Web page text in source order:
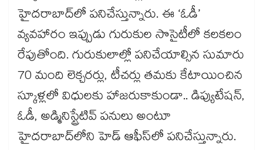
హైదరాబాద్‌‌‌‌‌‌‌‌‌‌‌‌‌‌‌‌‌‌‌‌‌‌‌‌‌‌‌‌‌‌‌‌లో పనిచేస్తున్నారు. ఈ ‘ఓడీ’
వ్యవహారం ఇప్పుడు గురుకుల సొసైటీలో కలకలం
రేపుతోంది. గురుకులాల్లో పనిచేయాల్సిన సుమారు
70 మంది లెక్చరర్లు, టీచర్లు తమకు కేటాయించిన
స్కూళ్లలో విధులకు హాజరుకాకుండా.. డిప్యుటేషన్‌‌‌‌‌‌‌‌‌‌‌‌‌‌‌‌‌‌‌‌‌‌‌‌‌‌‌‌‌‌‌‌,
ఓడీ, అడ్మినిస్ట్రేటివ్ పనులు అంటూ
హైదరాబాద్‌‌‌‌‌‌‌‌‌‌‌‌‌‌‌‌‌‌‌‌‌‌‌‌‌‌‌‌‌‌‌‌లోని హెడ్‌‌‌‌‌‌‌‌‌‌‌‌‌‌‌‌‌‌‌‌‌‌‌‌‌‌‌‌‌‌‌‌ ఆఫీస్‌‌‌‌‌‌‌‌‌‌‌‌‌‌‌‌‌‌‌‌‌‌‌‌‌‌‌‌‌‌‌‌లో పనిచేస్తున్నారు.